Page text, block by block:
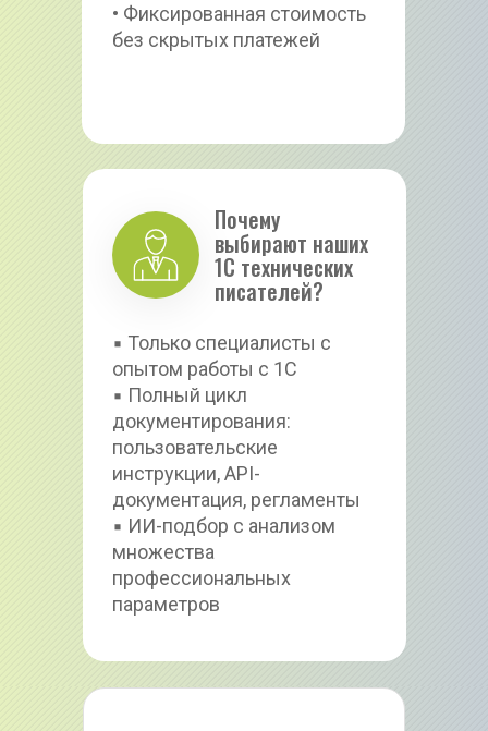
Почему
выбирают наших
1С технических
писателей?
• Фиксированная стоимость
без скрытых платежей
▪ Только специалисты с
опытом работы с 1С
▪ Полный цикл
документирования:
пользовательские
инструкции, API-
документация, регламенты
▪ ИИ-подбор с анализом
множества
профессиональных
параметров